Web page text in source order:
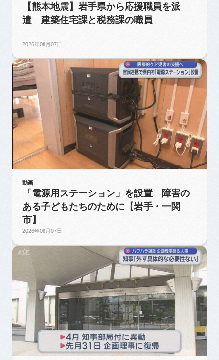
【熊本地震】岩手県から応援職員を派
遣 建築住宅課と税務課の職員
2026年08月07日
動画
「電源用ステーション」を設置 障害の
ある子どもたちのために【岩手・一関
市】
2026年08月07日